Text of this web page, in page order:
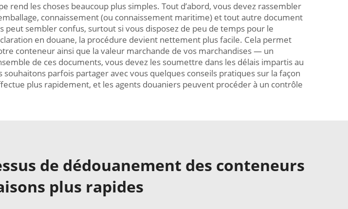
rend les choses beaucoup plus simples. Tout d’abord, vous devez rassembler
connaissement (ou connaissement maritime) et tout autre document
sembler confus, surtout si vous disposez de peu de temps pour le
en douane, la procédure devient nettement plus facile. Cela permet
conteneur ainsi que la valeur marchande de vos marchandises — un
de ces documents, vous devez les soumettre dans les délais impartis au
parfois partager avec vous quelques conseils pratiques sur la façon
plus rapidement, et les agents douaniers peuvent procéder à un contrôle
de dédouanement des conteneurs
plus rapides